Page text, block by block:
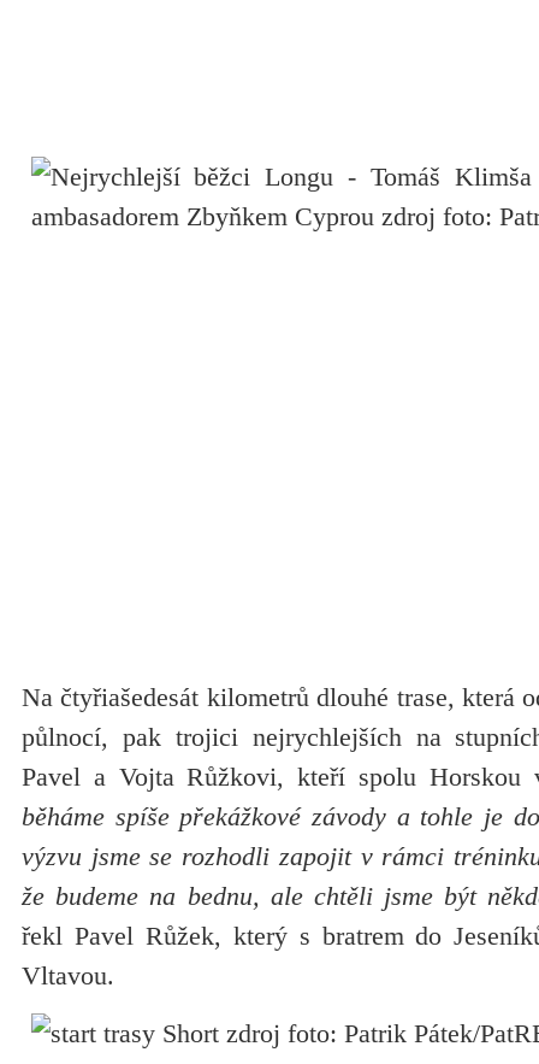
Na čtyřiašedesát kilometrů dlouhé trase, která
půlnocí, pak trojici nejrychlejších na
Pavel a Vojta Růžkovi, kteří spolu
běháme spíše překážkové závody a tohle je
výzvu jsme se rozhodli zapojit v rámci
že budeme na bednu, ale chtěli jsme být
řekl Pavel Růžek, který s bratrem do
Vltavou.